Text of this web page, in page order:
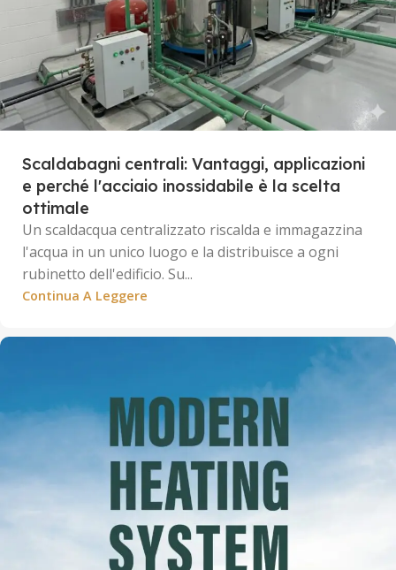
Scaldabagni centrali: Vantaggi, applicazioni
e perché l'acciaio inossidabile è la scelta
ottimale
Un scaldacqua centralizzato riscalda e immagazzina
l'acqua in un unico luogo e la distribuisce a ogni
rubinetto dell'edificio. Su...
Continua A Leggere